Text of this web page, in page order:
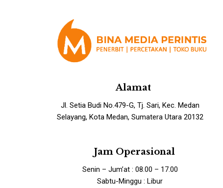
Alamat
Jl. Setia Budi No.479-G, Tj. Sari, Kec. Medan
Selayang, Kota Medan, Sumatera Utara 20132
Jam Operasional
Senin – Jum’at : 08.00 – 17.00
Sabtu-Minggu : Libur